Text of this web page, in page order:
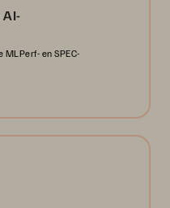
MLPerf- en SPEC-